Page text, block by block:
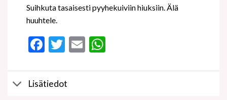
Suihkuta tasaisesti pyyhekuiviin hiuksiin. Älä
huuhtele.
Facebook
Twitter
EmailWhatsApp
Lisätiedot